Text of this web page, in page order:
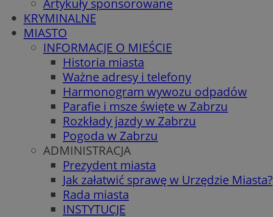
KRYMINALNE
MIASTO
INFORMACJE O MIEŚCIE
Historia miasta
Ważne adresy i telefony
Harmonogram wywozu odpadów
Parafie i msze święte w Zabrzu
Rozkłady jazdy w Zabrzu
Pogoda w Zabrzu
ADMINISTRACJA
Prezydent miasta
Jak załatwić sprawę w Urzędzie Miasta?
Rada miasta
INSTYTUCJE